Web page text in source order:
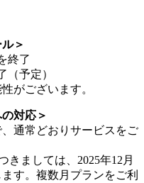
＞
終了
（予定）
がございます。
対応＞
、通常どおりサービスをご
きましては、2025年12月
す。複数月プランをご利